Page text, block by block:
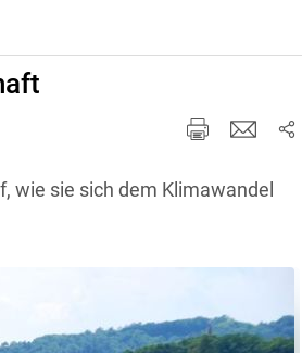
wie sie sich dem Klimawandel